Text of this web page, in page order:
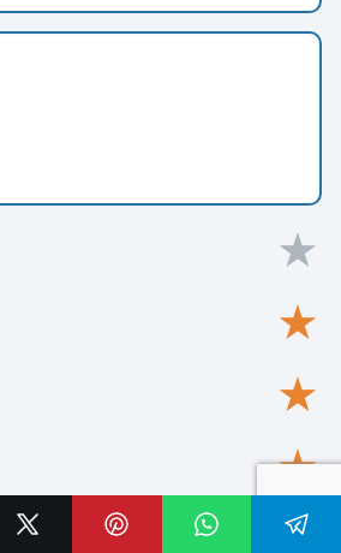
★
★
★
★
★